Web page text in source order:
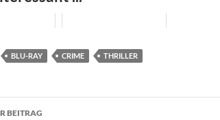
BLU-RAY CRIME THRILLER
BEITRAG